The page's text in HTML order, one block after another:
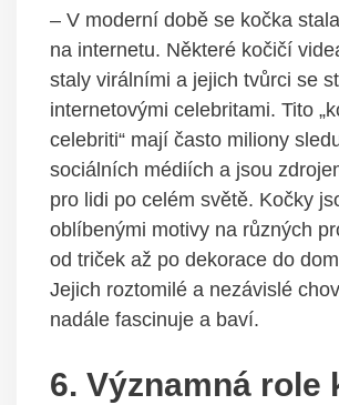
– V moderní době se kočka
na internetu. Některé kočičí
staly virálními a jejich tvůrci se
internetovými celebritami. Tito
celebriti“ mají často miliony
sociálních médiích a jsou
pro lidi po celém světě. Kočky
oblíbenými motivy na různých
od triček až po dekorace do
Jejich roztomilé a nezávislé
nadále fascinuje a baví.
6. Významná role